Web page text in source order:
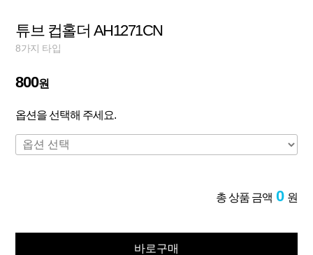
튜브 컵홀더 AH1271CN
8가지 타입
800원
옵션을 선택해 주세요.
총 상품 금액 0 원
바로구매